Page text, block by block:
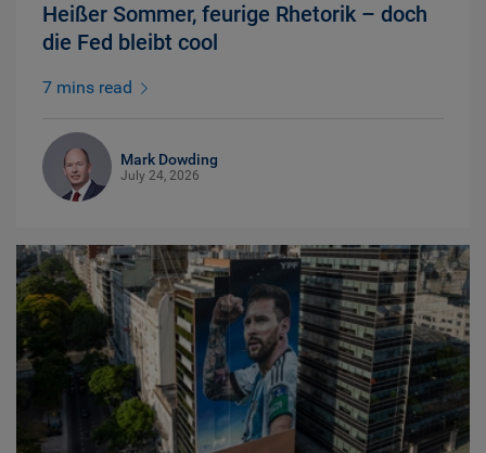
Heißer Sommer, feurige Rhetorik – doch
die Fed bleibt cool
7 mins read
Mark Dowding
July 24, 2026